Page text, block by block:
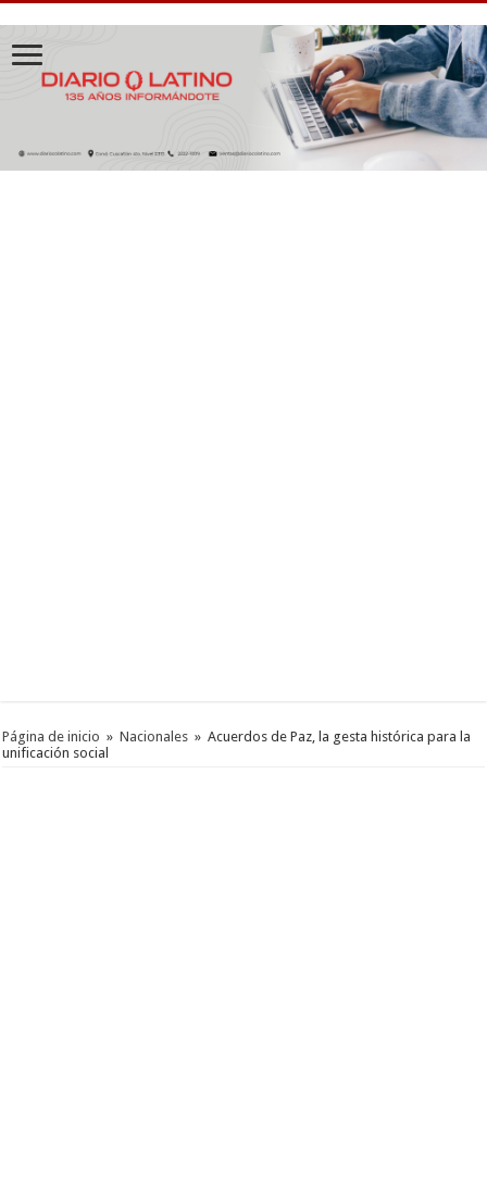
Página de inicio » Nacionales » Acuerdos de Paz, la gesta histórica para la
unificación social